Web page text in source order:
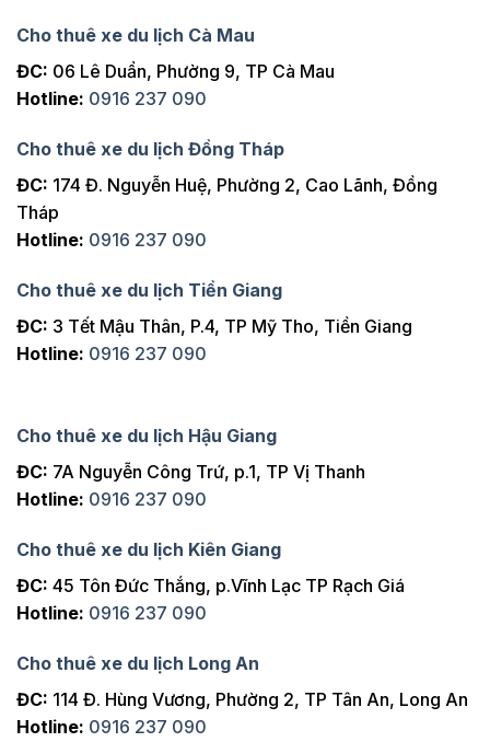
Cho thuê xe du lịch Cà Mau
ĐC: 06 Lê Duẩn, Phường 9, TP Cà Mau
Hotline: 0916 237 090
Cho thuê xe du lịch Đồng Tháp
ĐC: 174 Đ. Nguyễn Huệ, Phường 2, Cao Lãnh, Đồng
Tháp
Hotline: 0916 237 090
Cho thuê xe du lịch Tiền Giang
ĐC: 3 Tết Mậu Thân, P.4, TP Mỹ Tho, Tiền Giang
Hotline: 0916 237 090
Cho thuê xe du lịch Hậu Giang
ĐC: 7A Nguyễn Công Trứ, p.1, TP Vị Thanh
Hotline: 0916 237 090
Cho thuê xe du lịch Kiên Giang
ĐC: 45 Tôn Đức Thắng, p.Vĩnh Lạc TP Rạch Giá
Hotline: 0916 237 090
Cho thuê xe du lịch Long An
ĐC: 114 Đ. Hùng Vương, Phường 2, TP Tân An, Long An
Hotline: 0916 237 090